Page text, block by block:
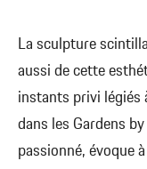
La sculpture
aussi de cette
instants privi légiés
dans les Gardens
passionné, évoque